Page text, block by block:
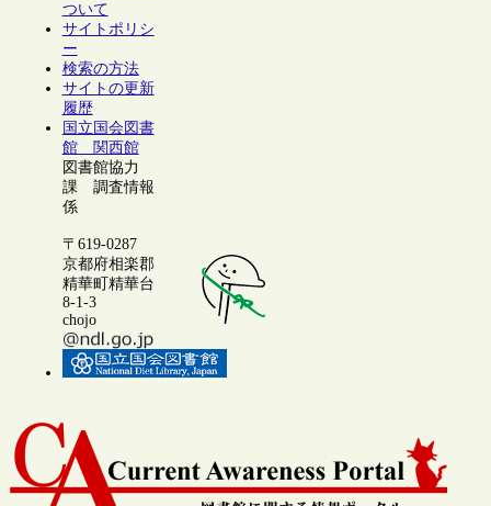
ついて
サイトポリシ
ー
検索の方法
サイトの更新
履歴
国立国会図書
館 関西館
図書館協力
課 調査情報
係
〒619-0287
京都府相楽郡
精華町精華台
8-1-3
chojo